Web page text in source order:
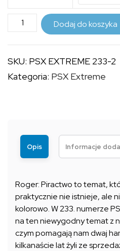
7,99 zł
do
12,90 zł
ilość
PSX
233
(2)
Dodaj do koszyka
SKU: PSX EXTREME 233-2
Kategoria: PSX Extreme
Opis Informacje
Roger: Piractwo to temat,
praktycznie nie istnieje, ale
kolorowo. W 233. numerze
na ten niewygodny temat z
czym pomagają nam dwaj
kilkanaście lat żyli ze